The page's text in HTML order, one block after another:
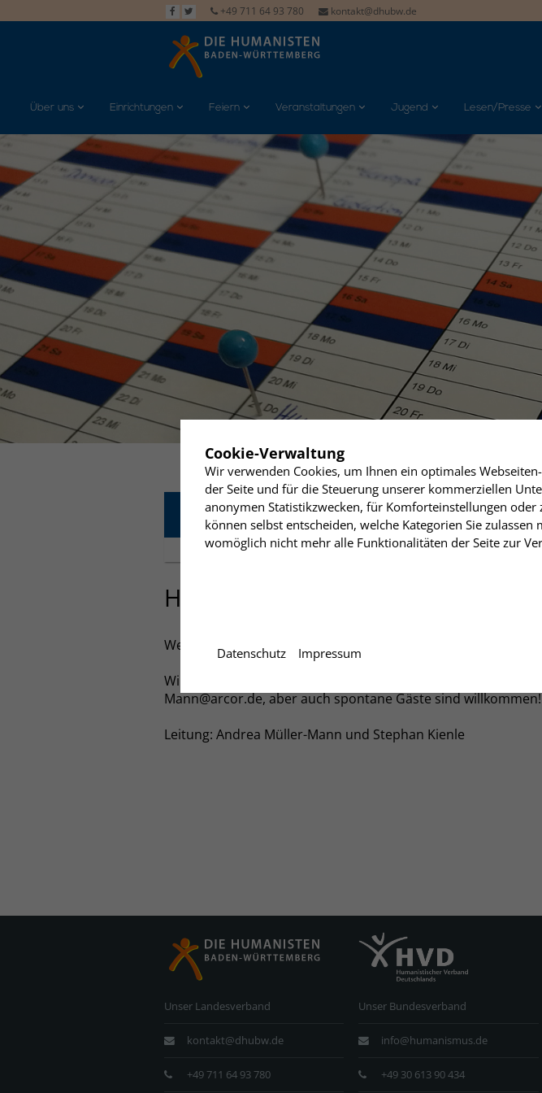
+49 711 64 93 780 kontakt@dhubw.de
Über uns Einrichtungen Feiern Veranstaltungen Jugend Lesen/Presse
16:00-18:00 Uhr
Humanistisches Forum
Humanistisches Zentrum Stuttgart
Humanistisches Forum
Wer sind wir eigentlich? Humanistisches Selbstverständnis in
Wir freuen uns also sehr auf Euch, auf neue Ideen,
Mann@arcor.de, aber auch spontane Gäste sind willkommen!
Leitung: Andrea Müller-Mann und Stephan Kienle
Unser Landesverband
kontakt@dhubw.de
+49 711 64 93 780
Unser Bundesverband
info@humanismus.de
+49 30 613 90 434
Cookie-Verwaltung
Wir verwenden Cookies, um Ihnen ein optimales
der Seite und für die Steuerung unserer kommerziellen
anonymen Statistikzwecken, für Komforteinstellungen
können selbst entscheiden, welche Kategorien Sie
womöglich nicht mehr alle Funktionalitäten der Seite zur
Datenschutz Impressum
✖